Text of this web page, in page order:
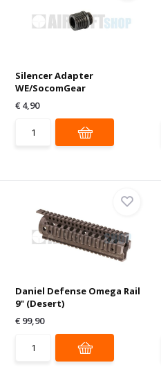
Silencer Adapter
WE/SocomGear
€ 4,90
Daniel Defense Omega Rail
9" (Desert)
€ 99,90